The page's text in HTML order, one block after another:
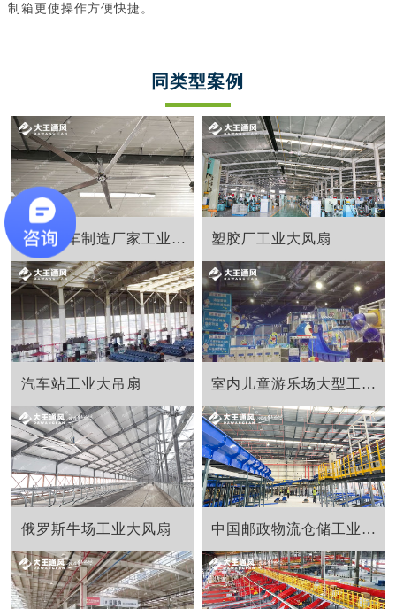
制箱更使操作方便快捷。
同类型案例
江西汽车制造厂家工业节能大风扇 塑胶厂工业大风扇
汽车站工业大吊扇 室内儿童游乐场大型工业风扇
俄罗斯牛场工业大风扇 中国邮政物流仓储工业大吊扇